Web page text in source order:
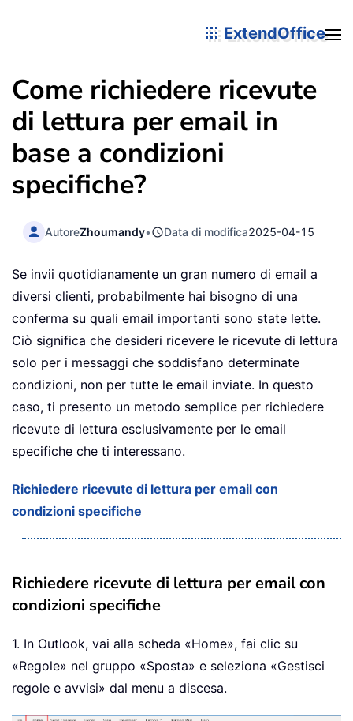
ExtendOffice
Come richiedere ricevute
di lettura per email in
base a condizioni
specifiche?
AutoreZhoumandy• Data di modifica2025-04-15
Se invii quotidianamente un gran numero di email a
diversi clienti, probabilmente hai bisogno di una
conferma su quali email importanti sono state lette.
Ciò significa che desideri ricevere le ricevute di lettura
solo per i messaggi che soddisfano determinate
condizioni, non per tutte le email inviate. In questo
caso, ti presento un metodo semplice per richiedere
ricevute di lettura esclusivamente per le email
specifiche che ti interessano.
Richiedere ricevute di lettura per email con
condizioni specifiche
Richiedere ricevute di lettura per email con
condizioni specifiche
1. In Outlook, vai alla scheda «Home», fai clic su
«Regole» nel gruppo «Sposta» e seleziona «Gestisci
regole e avvisi» dal menu a discesa.